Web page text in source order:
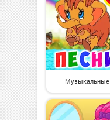
Музыкальные